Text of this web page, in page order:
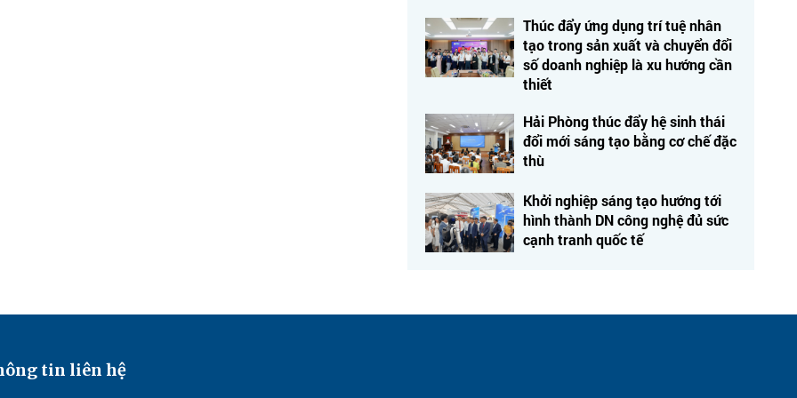
Thúc đẩy ứng dụng trí tuệ nhân
tạo trong sản xuất và chuyển đổi
số doanh nghiệp là xu hướng cần
thiết
Hải Phòng thúc đẩy hệ sinh thái
đổi mới sáng tạo bằng cơ chế đặc
thù
Khởi nghiệp sáng tạo hướng tới
hình thành DN công nghệ đủ sức
cạnh tranh quốc tế
tin liên hệ